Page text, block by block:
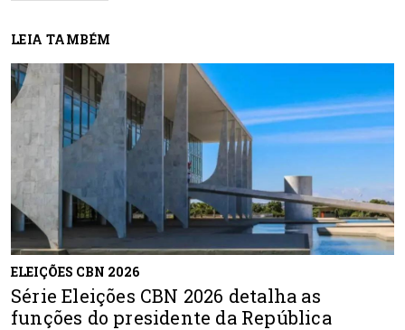
LEIA TAMBÉM
ELEIÇÕES CBN 2026
Série Eleições CBN 2026 detalha as
funções do presidente da República